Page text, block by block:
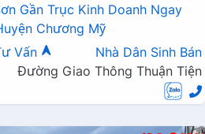
Gần Trục Kinh Doanh Ngay
Chương Mỹ
Vấn
Nhà Dân Sinh Bán
Đường Giao Thông Thuận Tiện